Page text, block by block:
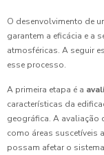
O desenvolvimento de
garantem a eficácia e a
atmosféricas. A seguir
esse processo.
A primeira etapa é a
características da
geográfica. A avaliação
como áreas suscetíveis
possam afetar o